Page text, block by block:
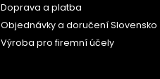
Doprava a platba
Objednávky a doručení Slovensko
Výroba pro firemní účely